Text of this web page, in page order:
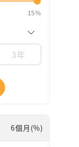
15%
3年
6個月(%)